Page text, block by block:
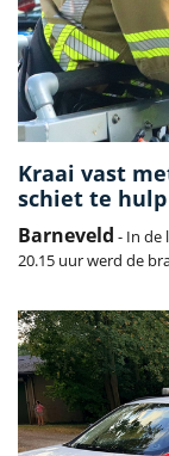
Kraai vast
schiet te hulp
Barneveld - In de
20.15 uur werd de